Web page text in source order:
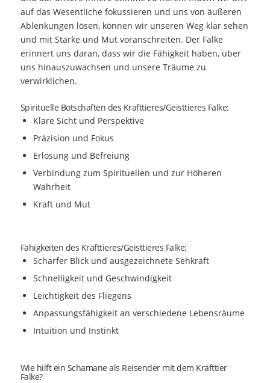
auf das Wesentliche fokussieren und uns von äußeren
Ablenkungen lösen, können wir unseren Weg klar sehen
und mit Stärke und Mut voranschreiten. Der Falke
erinnert uns daran, dass wir die Fähigkeit haben, über
uns hinauszuwachsen und unsere Träume zu
verwirklichen.
Spirituelle Botschaften des Krafttieres/Geisttieres Falke:
Klare Sicht und Perspektive
Präzision und Fokus
Erlösung und Befreiung
Verbindung zum Spirituellen und zur Höheren
Wahrheit
Kraft und Mut
Fähigkeiten des Krafttieres/Geisttieres Falke:
Scharfer Blick und ausgezeichnete Sehkraft
Schnelligkeit und Geschwindigkeit
Leichtigkeit des Fliegens
Anpassungsfähigkeit an verschiedene Lebensräume
Intuition und Instinkt
Wie hilft ein Schamane als Reisender mit dem Krafttier
Falke?